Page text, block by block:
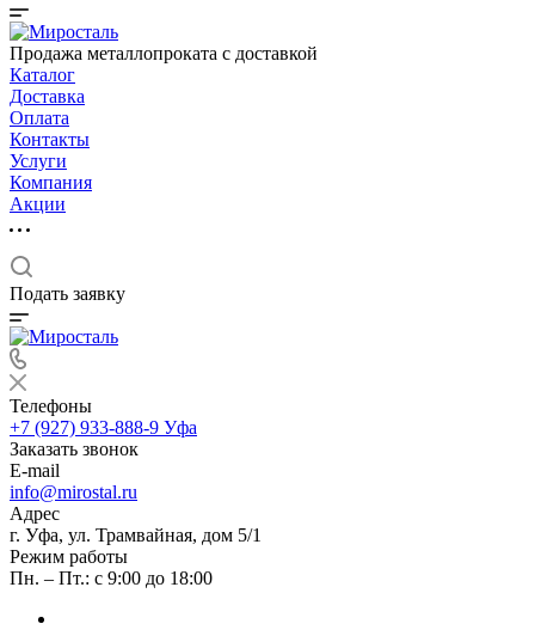
Продажа металлопроката с доставкой
Каталог
Доставка
Оплата
Контакты
Услуги
Компания
Акции
Подать заявку
Телефоны
+7 (927) 933-888-9 Уфа
Заказать звонок
E-mail
info@mirostal.ru
Адрес
г. Уфа, ул. Трамвайная, дом 5/1
Режим работы
Пн. – Пт.: с 9:00 до 18:00